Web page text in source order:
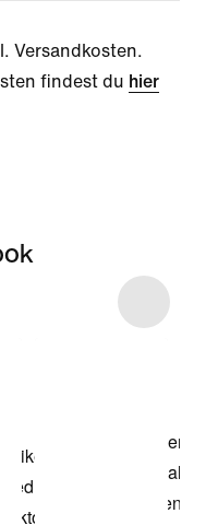
Versandkosten.
findest du hier